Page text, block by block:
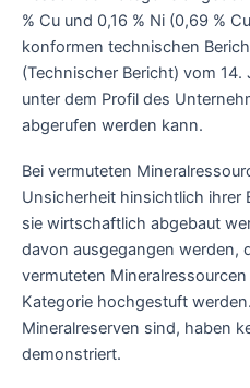
% Cu und 0,16 % Ni (0,69 %
konformen technischen
(Technischer Bericht) vom
unter dem Profil des
abgerufen werden kann.
Bei vermuteten
Unsicherheit hinsichtlich ihrer
sie wirtschaftlich abgebaut
davon ausgegangen werden,
vermuteten
Kategorie hochgestuft
Mineralreserven sind, haben
demonstriert.